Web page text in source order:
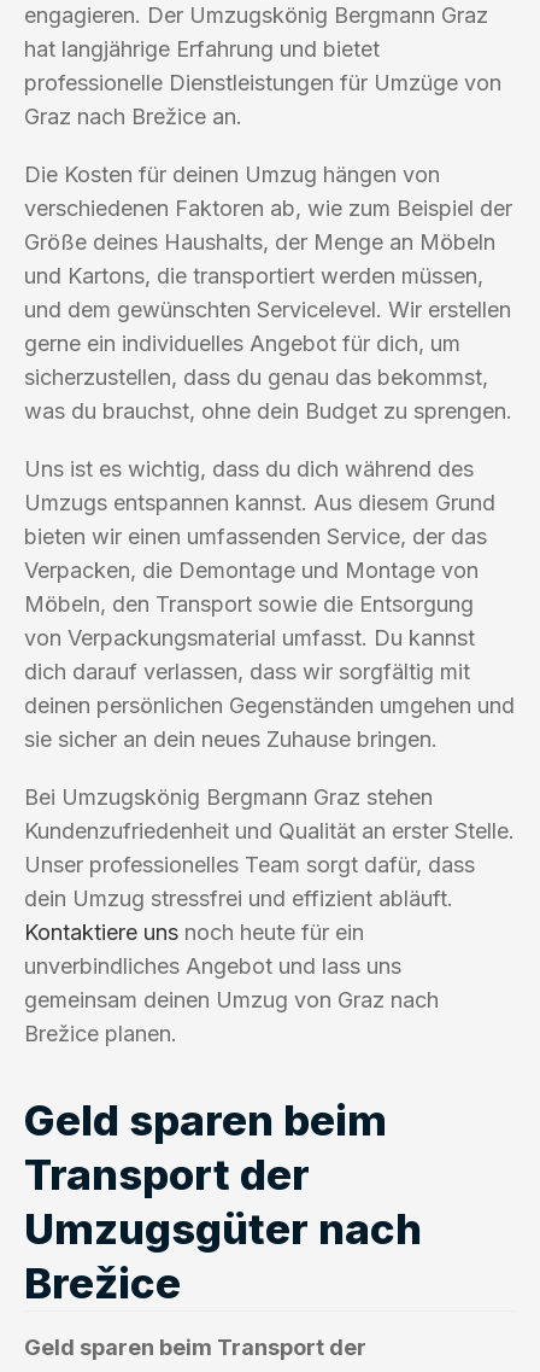
engagieren. Der Umzugskönig Bergmann Graz
hat langjährige Erfahrung und bietet
professionelle Dienstleistungen für Umzüge von
Graz nach Brežice an.
Die Kosten für deinen Umzug hängen von
verschiedenen Faktoren ab, wie zum Beispiel der
Größe deines Haushalts, der Menge an Möbeln
und Kartons, die transportiert werden müssen,
und dem gewünschten Servicelevel. Wir erstellen
gerne ein individuelles Angebot für dich, um
sicherzustellen, dass du genau das bekommst,
was du brauchst, ohne dein Budget zu sprengen.
Uns ist es wichtig, dass du dich während des
Umzugs entspannen kannst. Aus diesem Grund
bieten wir einen umfassenden Service, der das
Verpacken, die Demontage und Montage von
Möbeln, den Transport sowie die Entsorgung
von Verpackungsmaterial umfasst. Du kannst
dich darauf verlassen, dass wir sorgfältig mit
deinen persönlichen Gegenständen umgehen und
sie sicher an dein neues Zuhause bringen.
Bei Umzugskönig Bergmann Graz stehen
Kundenzufriedenheit und Qualität an erster Stelle.
Unser professionelles Team sorgt dafür, dass
dein Umzug stressfrei und effizient abläuft.
Kontaktiere uns noch heute für ein
unverbindliches Angebot und lass uns
gemeinsam deinen Umzug von Graz nach
Brežice planen.
Geld sparen beim
Transport der
Umzugsgüter nach
Brežice
Geld sparen beim Transport der